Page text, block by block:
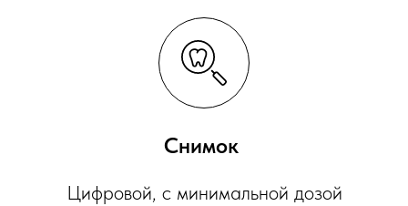
Снимок
Цифровой, с минимальной дозой